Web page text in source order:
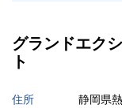
グランドエク
ト
住所
静岡県